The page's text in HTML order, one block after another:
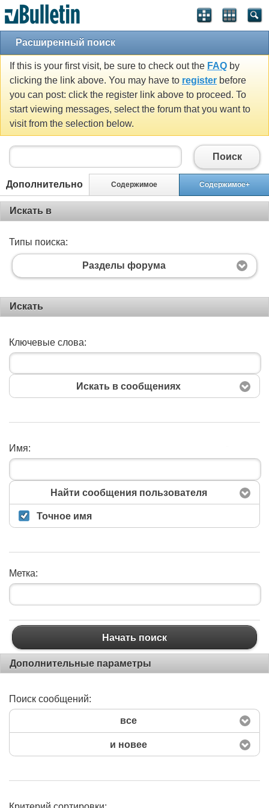
Расширенный поиск
If this is your first visit, be sure to check out the FAQ by
clicking the link above. You may have to register before
you can post: click the register link above to proceed. To
start viewing messages, select the forum that you want to
visit from the selection below.
Поиск
Дополнительно Содержимое Содержимое+
Искать в
Типы поиска:
Разделы форума
Искать
Ключевые слова:
Искать в сообщениях
Имя:
Найти сообщения пользователя
Точное имя
Метка:
Начать поиск
Дополнительные параметры
Поиск сообщений:
все
и новее